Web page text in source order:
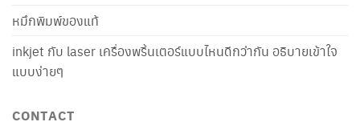
หมึกพิมพ์ของแท้
inkjet กับ laser เครื่องพริ้นเตอร์แบบไหนดีกว่ากัน อธิบายเข้าใจ
แบบง่ายๆ
CONTACT